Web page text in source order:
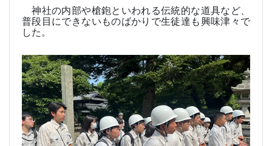
神社の内部や槍鉋といわれる伝統的な道具など、
普段目にできないものばかりで生徒達も興味津々で
した。